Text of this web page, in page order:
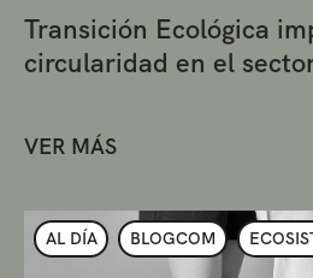
Transición Ecológica
circularidad en el
VER MÁS
AL DÍA BLOGCOM